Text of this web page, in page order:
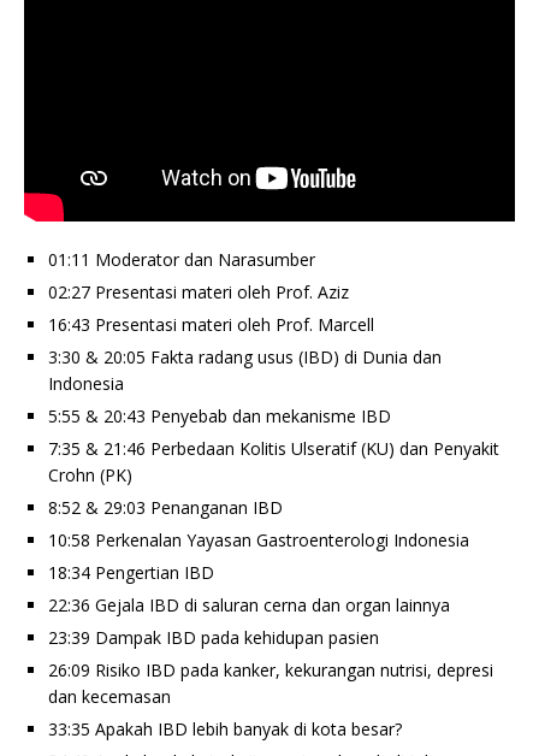
01:11 Moderator dan Narasumber
02:27 Presentasi materi oleh Prof. Aziz
16:43 Presentasi materi oleh Prof. Marcell
3:30 & 20:05 Fakta radang usus (IBD) di Dunia dan
Indonesia
5:55 & 20:43 Penyebab dan mekanisme IBD
7:35 & 21:46 Perbedaan Kolitis Ulseratif (KU) dan Penyakit
Crohn (PK)
8:52 & 29:03 Penanganan IBD
10:58 Perkenalan Yayasan Gastroenterologi Indonesia
18:34 Pengertian IBD
22:36 Gejala IBD di saluran cerna dan organ lainnya
23:39 Dampak IBD pada kehidupan pasien
26:09 Risiko IBD pada kanker, kekurangan nutrisi, depresi
dan kecemasan
33:35 Apakah IBD lebih banyak di kota besar?